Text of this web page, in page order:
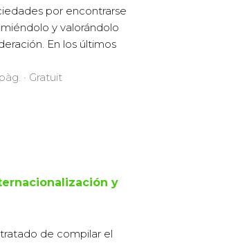
por encontrarse
y valorándolo
En los últimos
· Gratuït
y
de compilar el